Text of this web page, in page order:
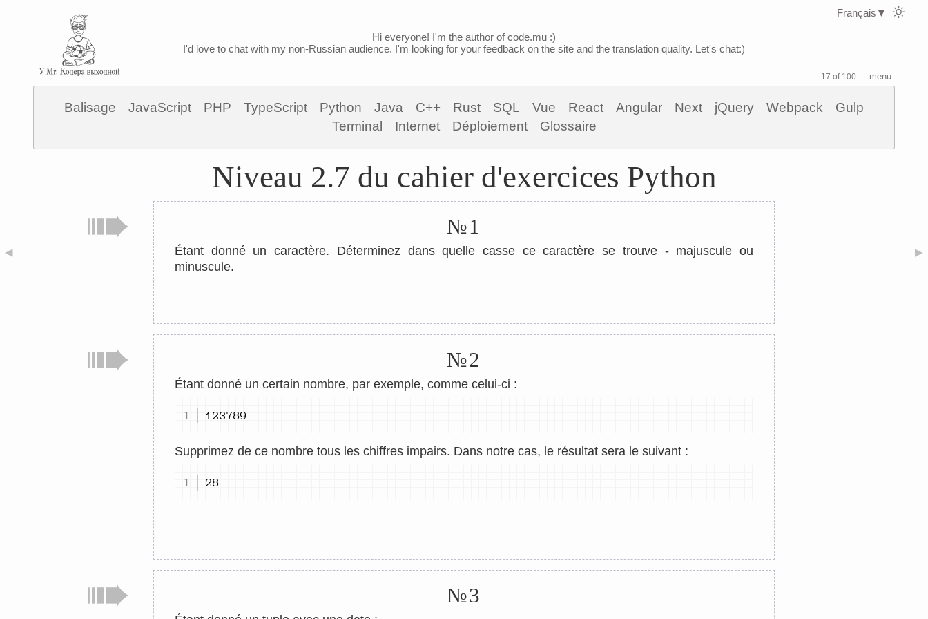
Hi everyone! I'm the author of code.mu :)
I'd love to chat with my non-Russian audience. I'm looking for your feedback on the site and the translation quality. Let's chat:)
17 of 100 menu
Balisage JavaScript PHP TypeScript Python Java C++ Rust SQL Vue React Angular Next jQuery Webpack
Gulp
Terminal
Internet Déploiement Glossaire
◀ ▶
Niveau 2.7 du cahier d'exercices Python
№1
Étant donné un caractère. Déterminez dans quelle casse ce caractère se trouve - majuscule ou
minuscule.
№2
Étant donné un certain nombre, par exemple, comme celui-ci :
123789
Supprimez de ce nombre tous les chiffres impairs. Dans notre cas, le résultat sera le suivant :
28
№3
Français ▼